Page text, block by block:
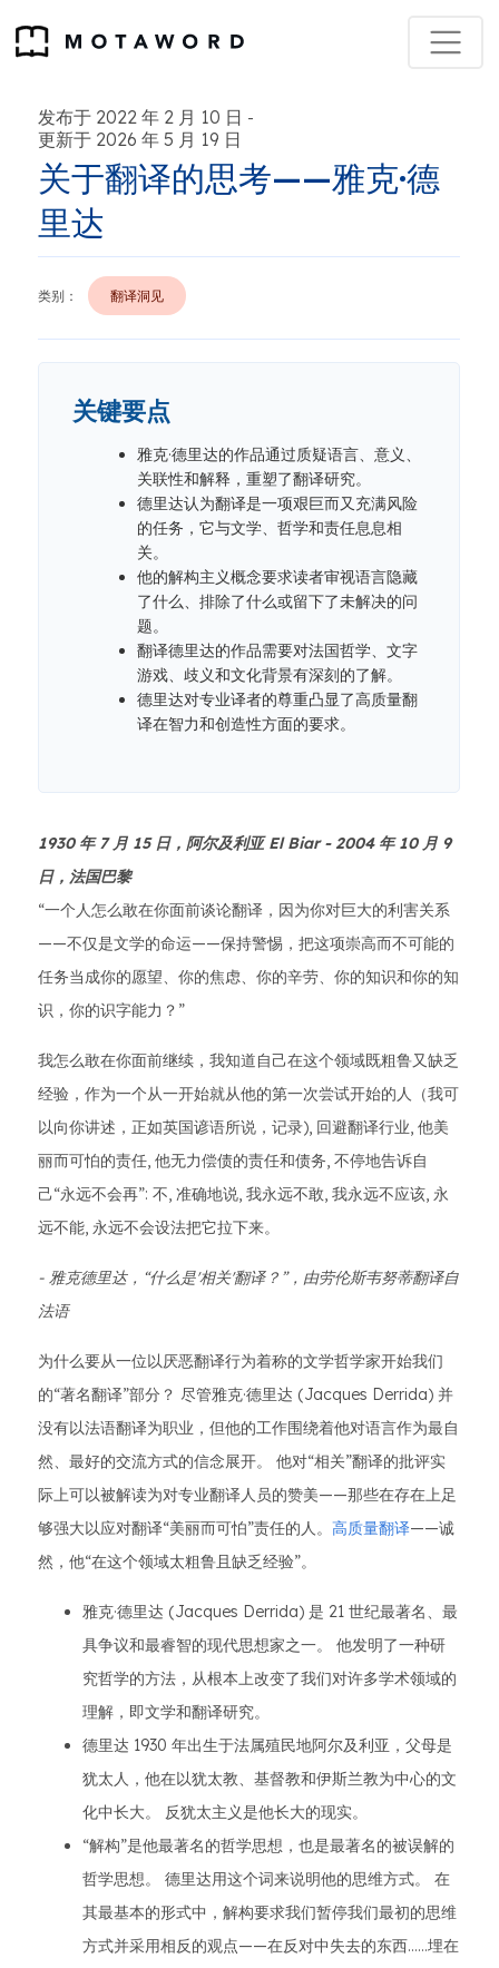
发布于 2022 年 2 月 10 日 -
更新于 2026 年 5 月 19 日
关于翻译的思考——雅克·德
里达
类别： 翻译洞见
关键要点
雅克·德里达的作品通过质疑语言、意义、
关联性和解释，重塑了翻译研究。
德里达认为翻译是一项艰巨而又充满风险
的任务，它与文学、哲学和责任息息相
关。
他的解构主义概念要求读者审视语言隐藏
了什么、排除了什么或留下了未解决的问
题。
翻译德里达的作品需要对法国哲学、文字
游戏、歧义和文化背景有深刻的了解。
德里达对专业译者的尊重凸显了高质量翻
译在智力和创造性方面的要求。
1930 年 7 月 15 日，阿尔及利亚 El Biar - 2004 年 10 月 9
日，法国巴黎
“一个人怎么敢在你面前谈论翻译，因为你对巨大的利害关系
——不仅是文学的命运——保持警惕，把这项崇高而不可能的
任务当成你的愿望、你的焦虑、你的辛劳、你的知识和你的知
识，你的识字能力？”
我怎么敢在你面前继续，我知道自己在这个领域既粗鲁又缺乏
经验，作为一个从一开始就从他的第一次尝试开始的人（我可
以向你讲述，正如英国谚语所说，记录), 回避翻译行业, 他美
丽而可怕的责任, 他无力偿债的责任和债务, 不停地告诉自
己“永远不会再”: 不, 准确地说, 我永远不敢, 我永远不应该, 永
远不能, 永远不会设法把它拉下来。
- 雅克德里达，“什么是'相关'翻译？”，由劳伦斯韦努蒂翻译自
法语
为什么要从一位以厌恶翻译行为着称的文学哲学家开始我们
的“著名翻译”部分？ 尽管雅克·德里达 (Jacques Derrida) 并
没有以法语翻译为职业，但他的工作围绕着他对语言作为最自
然、最好的交流方式的信念展开。 他对“相关”翻译的批评实
际上可以被解读为对专业翻译人员的赞美——那些在存在上足
够强大以应对翻译“美丽而可怕”责任的人。 高质量翻译——诚
然，他“在这个领域太粗鲁且缺乏经验”。
雅克·德里达 (Jacques Derrida) 是 21 世纪最著名、最
具争议和最睿智的现代思想家之一。 他发明了一种研
究哲学的方法，从根本上改变了我们对许多学术领域的
理解，即文学和翻译研究。
德里达 1930 年出生于法属殖民地阿尔及利亚，父母是
犹太人，他在以犹太教、基督教和伊斯兰教为中心的文
化中长大。 反犹太主义是他长大的现实。
“解构”是他最著名的哲学思想，也是最著名的被误解的
哲学思想。 德里达用这个词来说明他的思维方式。 在
其最基本的形式中，解构要求我们暂停我们最初的思维
方式并采用相反的观点——在反对中失去的东西……埋在